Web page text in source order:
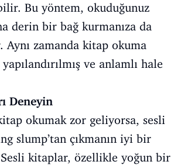
Bu yöntem, okuduğunuz
derin bir bağ kurmanıza da
Aynı zamanda kitap okuma
ve anlamlı hale
Deneyin
okumak zor geliyorsa, sesli
slump’tan çıkmanın iyi bir
kitaplar, özellikle yoğun bir